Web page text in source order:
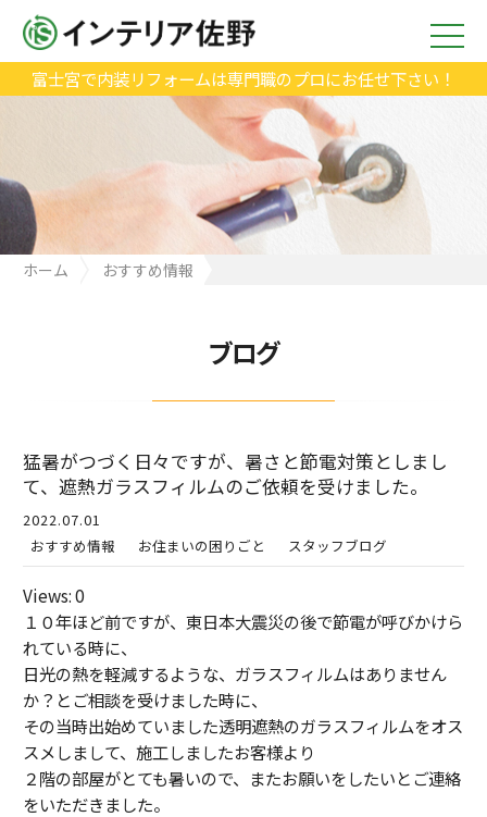
富士宮で内装リフォームは専門職のプロにお任せ下さい！
ホーム
おすすめ情報
ブログ
猛暑がつづく日々ですが、暑さと節電対策としまし
て、遮熱ガラスフィルムのご依頼を受けました。
2022.07.01
おすすめ情報
お住まいの困りごと スタッフブログ
Views: 0
１０年ほど前ですが、東日本大震災の後で節電が呼びかけら
れている時に、
日光の熱を軽減するような、ガラスフィルムはありません
か？とご相談を受けました時に、
その当時出始めていました透明遮熱のガラスフィルムをオス
スメしまして、施工しましたお客様より
２階の部屋がとても暑いので、またお願いをしたいとご連絡
をいただきました。